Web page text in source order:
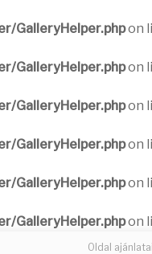
GalleryHelper.phpon
GalleryHelper.phpon
GalleryHelper.phpon
GalleryHelper.phpon
GalleryHelper.phpon
GalleryHelper.phpon
Oldal